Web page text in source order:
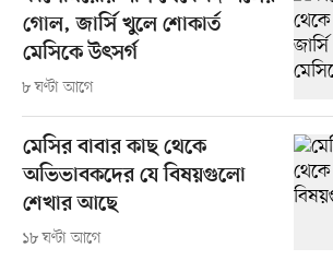
গোল, জার্সি খুলে শোকার্ত
মেসিকে উৎসর্গ
৮ ঘণ্টা আগে
মেসির বাবার কাছ থেকে
অভিভাবকদের যে বিষয়গুলো
শেখার আছে
১৮ ঘণ্টা আগে